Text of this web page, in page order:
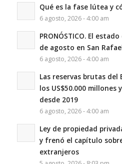
Qué es la fase lútea y
6 agosto, 2026 - 4:00 am
PRONÓSTICO. El
de agosto en San
6 agosto, 2026 - 4:00 am
Las reservas brutas
los US$50.000 millones
desde 2019
6 agosto, 2026 - 4:00 am
Ley de propiedad
y frenó el capítulo
extranjeros